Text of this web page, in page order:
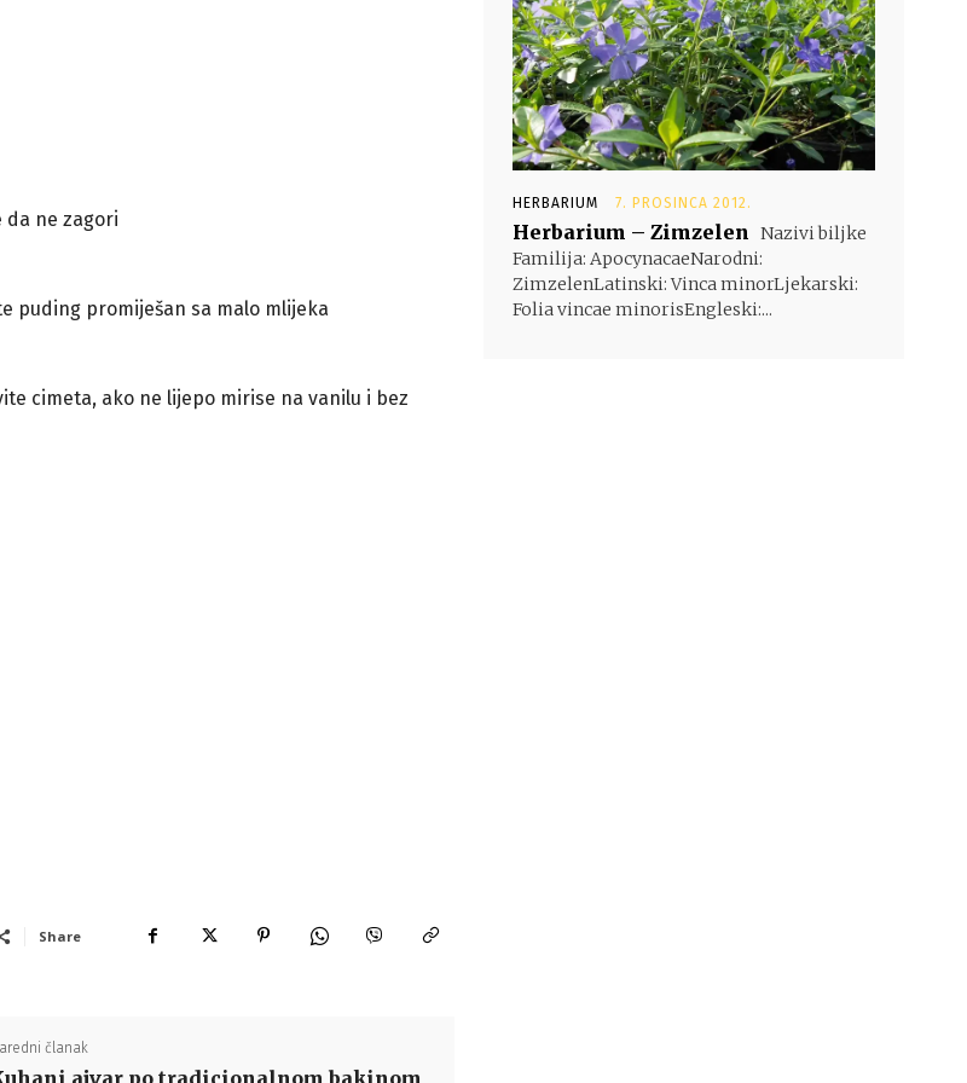
ne zagori
puding promiješan sa malo mlijeka
cimeta, ako ne lijepo mirise na vanilu i bez
Share
članak
ajvar po tradicionalnom bakinom
HERBARIUM 7. PROSINCA 2012.
Herbarium – Zimzelen Nazivi biljke
Familija: ApocynacaeNarodni:
ZimzelenLatinski: Vinca minorLjekarski:
Folia vincae minorisEngleski:...